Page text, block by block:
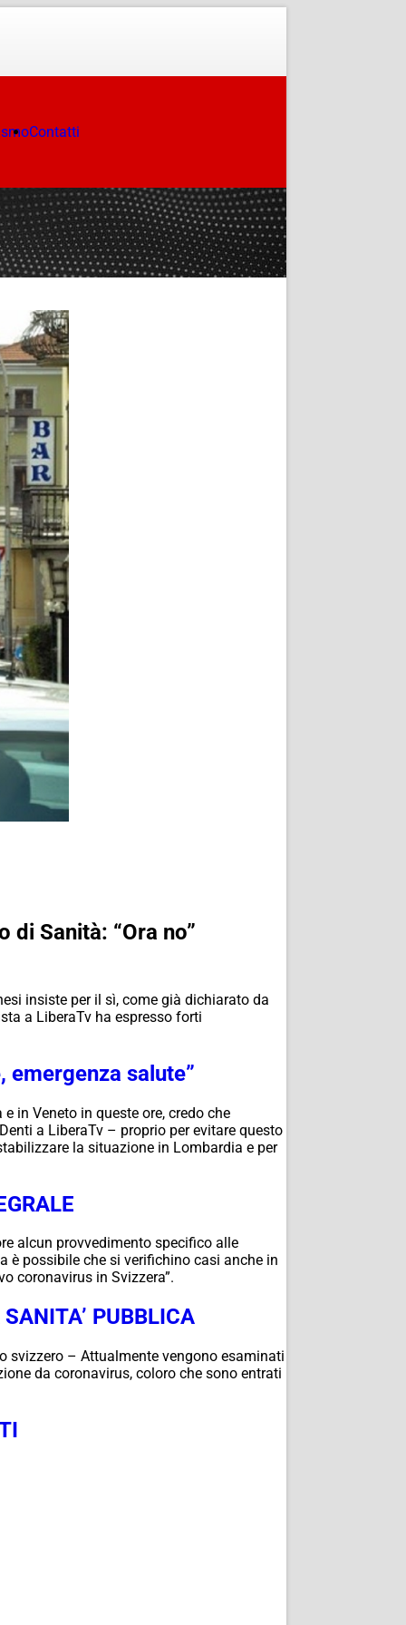
Contatti
Sanità: “Ora no”
insiste per il sì, come già dichiarato da
a LiberaTv ha espresso forti
emergenza salute”
in Veneto in queste ore, credo che
a LiberaTv – proprio per evitare questo
la situazione in Lombardia e per
alcun provvedimento specifico alle
è possibile che si verifichino casi anche in
coronavirus in Svizzera”.
PUBBLICA
svizzero – Attualmente vengono esaminati
da coronavirus, coloro che sono entrati